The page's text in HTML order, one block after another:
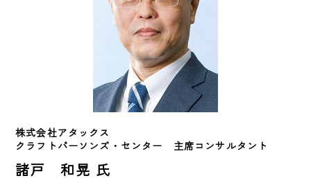
株式会社アタックス
クラフトパーソンズ・センター　主席コンサルタント
諸戸 和晃 氏